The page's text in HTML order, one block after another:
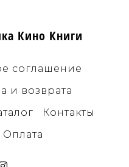
Кино Книги
соглашение
и возврата
Контакты
Оплата